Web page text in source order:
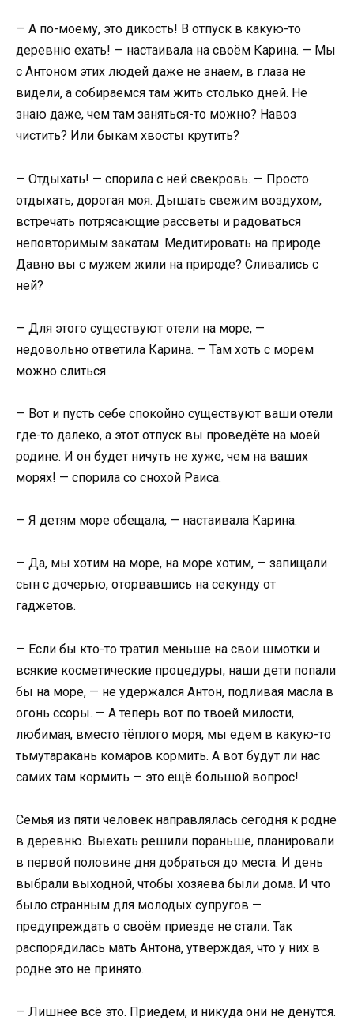
— А по-моему, это дикость! В отпуск в какую-то
деревню ехать! — настаивала на своём Карина. — Мы
с Антоном этих людей даже не знаем, в глаза не
видели, а собираемся там жить столько дней. Не
знаю даже, чем там заняться-то можно? Навоз
чистить? Или быкам хвосты крутить?
— Отдыхать! — спорила с ней свекровь. — Просто
отдыхать, дорогая моя. Дышать свежим воздухом,
встречать потрясающие рассветы и радоваться
неповторимым закатам. Медитировать на природе.
Давно вы с мужем жили на природе? Сливались с
ней?
— Для этого существуют отели на море, —
недовольно ответила Карина. — Там хоть с морем
можно слиться.
— Вот и пусть себе спокойно существуют ваши отели
где-то далеко, а этот отпуск вы проведёте на моей
родине. И он будет ничуть не хуже, чем на ваших
морях! — спорила со снохой Раиса.
— Я детям море обещала, — настаивала Карина.
— Да, мы хотим на море, на море хотим, — запищали
сын с дочерью, оторвавшись на секунду от
гаджетов.
— Если бы кто-то тратил меньше на свои шмотки и
всякие косметические процедуры, наши дети попали
бы на море, — не удержался Антон, подливая масла в
огонь ссоры. — А теперь вот по твоей милости,
любимая, вместо тёплого моря, мы едем в какую-то
тьмутаракань комаров кормить. А вот будут ли нас
самих там кормить — это ещё большой вопрос!
Семья из пяти человек направлялась сегодня к родне
в деревню. Выехать решили пораньше, планировали
в первой половине дня добраться до места. И день
выбрали выходной, чтобы хозяева были дома. И что
было странным для молодых супругов —
предупреждать о своём приезде не стали. Так
распорядилась мать Антона, утверждая, что у них в
родне это не принято.
— Лишнее всё это. Приедем, и никуда они не денутся.